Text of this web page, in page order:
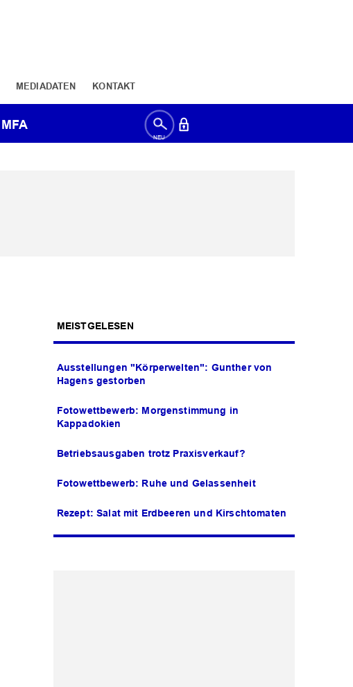
MEDIADATEN KONTAKT
MFA
MEISTGELESEN
Ausstellungen "Körperwelten": Gunther von
Hagens gestorben
Fotowettbewerb: Morgenstimmung in
Kappadokien
Betriebsausgaben trotz Praxisverkauf?
Fotowettbewerb: Ruhe und Gelassenheit
Rezept: Salat mit Erdbeeren und Kirschtomaten